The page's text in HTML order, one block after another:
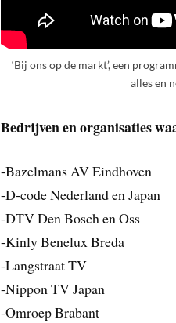
‘Bij ons op de markt’, een
alles en
Bedrijven en organisaties
-Bazelmans AV Eindhoven
-D-code Nederland en Japan
-DTV Den Bosch en Oss
-Kinly Benelux Breda
-Langstraat TV
-Nippon TV Japan
-Omroep Brabant